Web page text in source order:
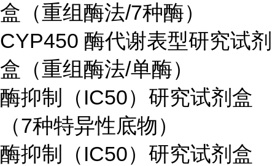
盒（重组酶法/7种酶）
CYP450 酶代谢表型研究试剂
盒（重组酶法/单酶）
酶抑制（IC50）研究试剂盒
（7种特异性底物）
酶抑制（IC50）研究试剂盒